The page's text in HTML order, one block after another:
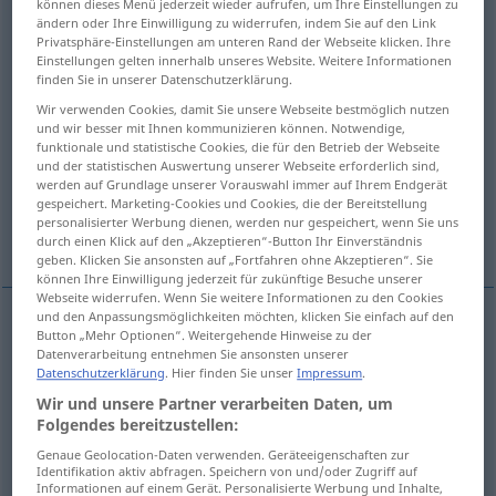
Übersicht aller Übersetzungen
(Für mehr Details die Übersetzung anklicken/antippen)
lockern, locker machen, entspannen
verlangsamen, verzögern, langsamer werden
vermindern, mäßigen
lockern,locker machen,entspannen slacken
verlangsamen,verzögern, langsamer werden
können dieses Menü jederzeit wieder aufrufen, um Ihre Einstellungen zu
ändern oder Ihre Einwilligung zu widerrufen, indem Sie auf den Link
Privatsphäre-Einstellungen am unteren Rand der Webseite klicken. Ihre
Einstellungen gelten innerhalb unseres Website. Weitere Informationen
finden Sie in unserer Datenschutzerklärung.
Wir verwenden Cookies, damit Sie unsere Webseite bestmöglich nutzen
und wir besser mit Ihnen kommunizieren können. Notwendige,
funktionale und statistische Cookies, die für den Betrieb der Webseite
und der statistischen Auswertung unserer Webseite erforderlich sind,
werden auf Grundlage unserer Vorauswahl immer auf Ihrem Endgerät
gespeichert. Marketing-Cookies und Cookies, die der Bereitstellung
personalisierter Werbung dienen, werden nur gespeichert, wenn Sie uns
durch einen Klick auf den „Akzeptieren“-Button Ihr Einverständnis
geben. Klicken Sie ansonsten auf „Fortfahren ohne Akzeptieren“. Sie
können Ihre Einwilligung jederzeit für zukünftige Besuche unserer
Webseite widerrufen. Wenn Sie weitere Informationen zu den Cookies
und den Anpassungsmöglichkeiten möchten, klicken Sie einfach auf den
Button „Mehr Optionen“. Weitergehende Hinweise zu der
Datenverarbeitung entnehmen Sie ansonsten unserer
Datenschutzerklärung. Hier finden Sie unserImpressum.
Wir und unsere Partner verarbeiten Daten, um
Folgendes bereitzustellen:
Genaue Geolocation-Daten verwenden. Geräteeigenschaften zur
Identifikation aktiv abfragen. Speichern von und/oder Zugriff auf
Informationen auf einem Gerät. Personalisierte Werbung und Inhalte,